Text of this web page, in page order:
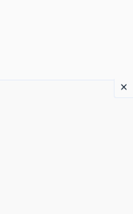
×